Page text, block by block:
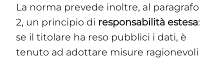
Statistiche
Marketing
La norma prevede inoltre, al paragrafo
2, un principio di responsabilità estesa:
se il titolare ha reso pubblici i dati, è
tenuto ad adottare misure ragionevoli